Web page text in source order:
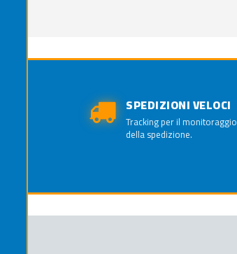
SPEDIZIONI VELOCI
Tracking per il monitoraggio
della spedizione.